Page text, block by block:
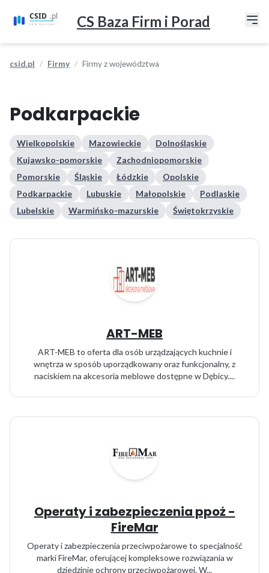
CS Baza Firm i Porad
csid.pl Firmy Firmy z województwa
Podkarpackie
Wielkopolskie Mazowieckie
Dolnośląskie
Kujawsko-pomorskie
Zachodniopomorskie
Pomorskie
Śląskie Łódzkie
Opolskie
Podkarpackie
Lubuskie Małopolskie
Podlaskie
Lubelskie
Warmińsko-mazurskie Świętokrzyskie
ART-MEB
ART-MEB to oferta dla osób urządzających kuchnie i
wnętrza w sposób uporządkowany oraz funkcjonalny, z
naciskiem na akcesoria meblowe dostępne w Dębicy....
Operaty i zabezpieczenia ppoż -
FireMar
Operaty i zabezpieczenia przeciwpożarowe to specjalność
marki FireMar, oferującej kompleksowe rozwiązania w
dziedzinie ochrony przeciwpożarowej. W...